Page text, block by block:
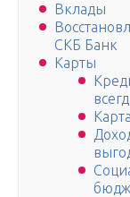
Вклады
СКБ Банк
Карты